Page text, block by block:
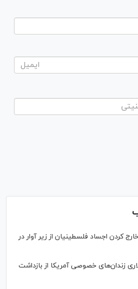
کردن اجساد فلسطینیان از زیر آوار در
دلاری زندان‌های خصوصی آمریکا از بازداشت